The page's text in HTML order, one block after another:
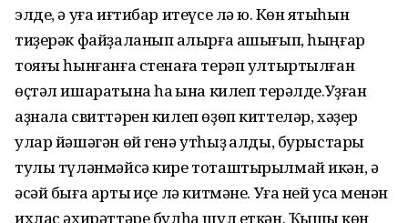
элде, ә уға иғтибар итеүсе лә юҡ. Көн яҡтыһын
тиҙерәк файҙаланып ҡалырға ашығып, һыңғар
тояғы һынғанға стенаға терәп ултыртылған
өҫтәл ишаратына һаҡ ҡына килеп терәлде.Уҙған
аҙнала свиттәрен килеп өҙөп киттеләр, хәҙер
улар йәшәгән өй генә утһыҙ ҡалды, бурыстары
тулы түләнмәйсә кире тоташтырылмай икән, ә
әсәй быға артыҡ иҫе лә китмәне. Уға ней усаҡ менән
ихлас әхирәттәре булһа шул еткән. Ҡышҡы көн